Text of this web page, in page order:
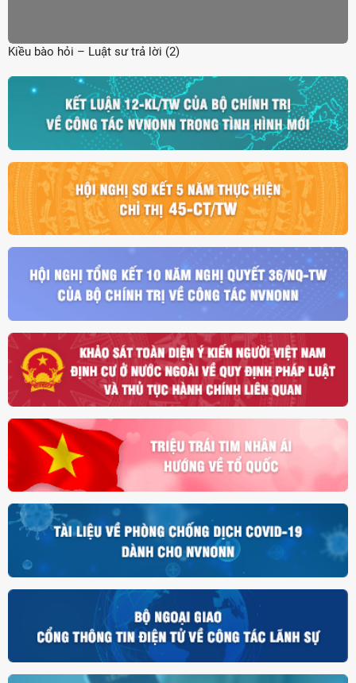
Kiều bào hỏi – Luật sư trả lời (2)